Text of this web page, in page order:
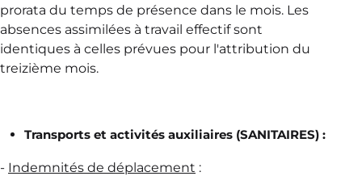
prorata du temps de présence dans le mois. Les
absences assimilées à travail effectif sont
identiques à celles prévues pour l'attribution du
treizième mois.
Transports et activités auxiliaires (SANITAIRES) :
- Indemnités de déplacement :